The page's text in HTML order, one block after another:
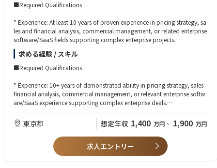
■Required Qualifications
* Experience: At least 10 years of proven experience in pricing strategy, sa
les and financial analysis, commercial management, or related enterprise
software/SaaS fields supporting complex enterprise projects.
* Education: A degree or equivalent relevant experience is required. Exper
ience will be evaluated based on the core competencies required for this
position.
* Language Skills: Full proficiency in Japanese and English at a level nece
ssary for business operations (reading, writing, and speaking) is required.
* Executive Presence: A proven track record of advising, exerting influenc
e, and resolving conflicts at the SVP (Senior Vice President) level or highe
r. The ability to remain calm and deliver productive results even in high-pr
essure, uncertain environments.
* Communication Skills: Exceptional communication skills, including the
ability to distill highly complex commercial, financial, and legal structure
s into concise summaries for executive leadership.
求める経験 / スキル
■Required Qualifications
* Experience: 10+ years of demonstrated ability in pricing strategy, sales
financial analysis, commercial management, or relevant enterprise softw
are/SaaS experience supporting complex enterprise deals.
* Education: Degree or equivalent relevant experience required. Experienc
e will be evaluated based on the core competencies for the role.
* Language Tech: Full professional proficiency (written and spoken) in Ja
panese and English is required.
* Executive Presence: Proven experience advising, influencing, and navig
東京都 想定年収 1,400 万円 ~ 1,900 万円
求人エントリー